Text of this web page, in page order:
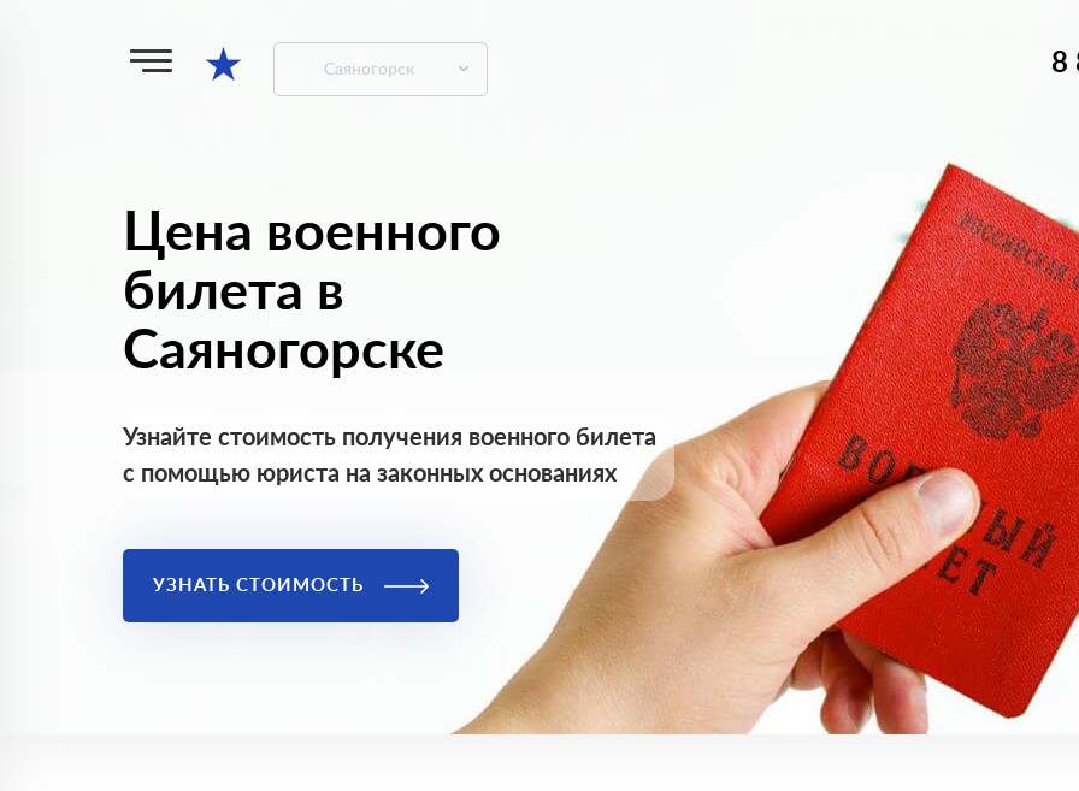
★ Саяногорск 8
Цена военного
билета в
Саяногорске
Узнайте стоимость получения военного билета
с помощью юриста на законных основаниях
УЗНАТЬ СТОИМОСТЬ